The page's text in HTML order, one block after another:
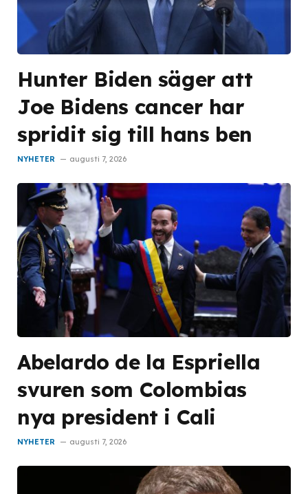
Hunter Biden säger att
Joe Bidens cancer har
spridit sig till hans ben
NYHETER augusti 7, 2026
Abelardo de la Espriella
svuren som Colombias
nya president i Cali
NYHETER augusti 7, 2026